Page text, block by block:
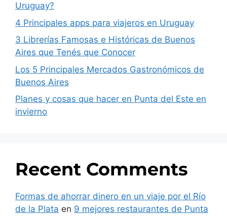
Uruguay?
4 Principales apps para viajeros en Uruguay
3 Librerías Famosas e Históricas de Buenos
Aires que Tenés que Conocer
Los 5 Principales Mercados Gastronómicos de
Buenos Aires
Planes y cosas que hacer en Punta del Este en
invierno
Recent Comments
Formas de ahorrar dinero en un viaje por el Río
de la Plata en 9 mejores restaurantes de Punta